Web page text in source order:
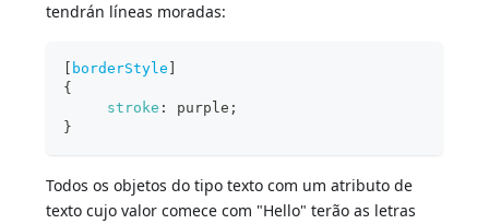
tendrán líneas moradas:
borderStyle
{
stroke : purple ;
}
Todos os objetos do tipo texto com um atributo de
texto cujo valor comece com "Hello" terão as letras